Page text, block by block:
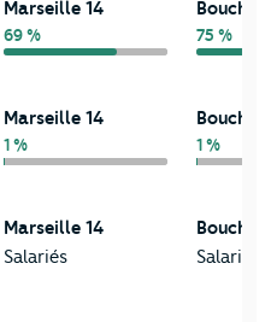
Marseille 14
69 % 75 %
Marseille 14
1 % 1 %
Marseille 14
Salariés
Salariés